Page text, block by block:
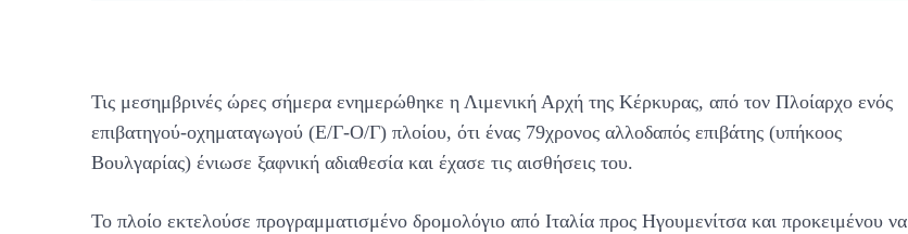
Τις μεσημβρινές ώρες σήμερα ενημερώθηκε η Λιμενική Αρχή της Κέρκυρας, από τον Πλοίαρχο ενός
επιβατηγού-οχηματαγωγού (Ε/Γ-Ο/Γ) πλοίου, ότι ένας 79χρονος αλλοδαπός επιβάτης (υπήκοος
Βουλγαρίας) ένιωσε ξαφνική αδιαθεσία και έχασε τις αισθήσεις του.
Το πλοίο εκτελούσε προγραμματισμένο δρομολόγιο από Ιταλία προς Ηγουμενίτσα και προκειμένου να